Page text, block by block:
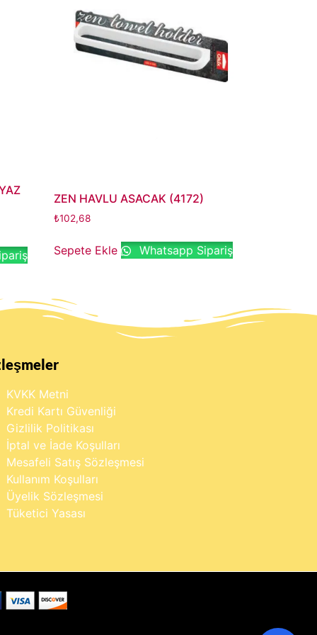
ZEN HAVLU ASACAK (4172)
₺102,68
Sepete Ekle Whatsapp Sipariş
KVKK Metni
Kredi Kartı Güvenliği
Gizlilik Politikası
İptal ve İade Koşulları
Mesafeli Satış Sözleşmesi
Kullanım Koşulları
Üyelik Sözleşmesi
Tüketici Yasası